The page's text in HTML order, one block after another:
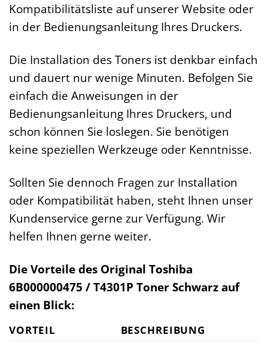
Kompatibilitätsliste auf unserer Website oder
in der Bedienungsanleitung Ihres Druckers.
Die Installation des Toners ist denkbar einfach
und dauert nur wenige Minuten. Befolgen Sie
einfach die Anweisungen in der
Bedienungsanleitung Ihres Druckers, und
schon können Sie loslegen. Sie benötigen
keine speziellen Werkzeuge oder Kenntnisse.
Sollten Sie dennoch Fragen zur Installation
oder Kompatibilität haben, steht Ihnen unser
Kundenservice gerne zur Verfügung. Wir
helfen Ihnen gerne weiter.
Die Vorteile des Original Toshiba
6B000000475 / T4301P Toner Schwarz auf
einen Blick:
VORTEIL BESCHREIBUNG